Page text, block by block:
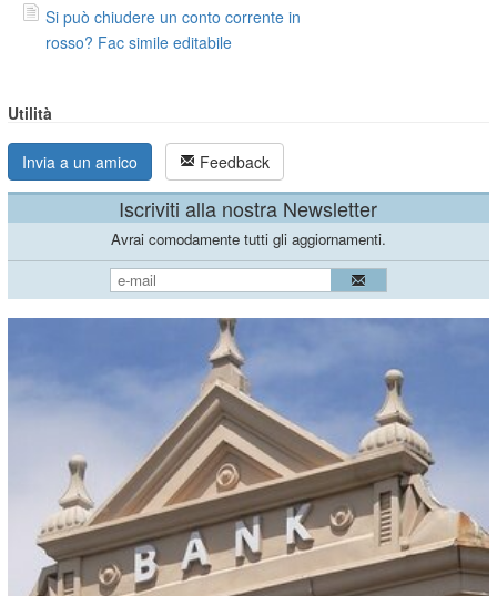
Si può chiudere un conto corrente in
rosso? Fac simile editabile
Utilità
Invia a un amico Feedback
Iscriviti alla nostra Newsletter
Avrai comodamente tutti gli aggiornamenti.